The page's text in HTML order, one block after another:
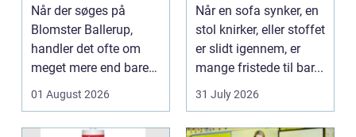
Når der søges på
Blomster Ballerup,
handler det ofte om
meget mere end bare
en hurtig buket.
Blomste...
01 August 2026
Når en sofa synker, en
stol knirker, eller stoffet
er slidt igennem, er
mange fristede til bar...
31 July 2026